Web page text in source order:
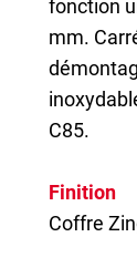
fonction
mm.
C85.
Finition
Coffre